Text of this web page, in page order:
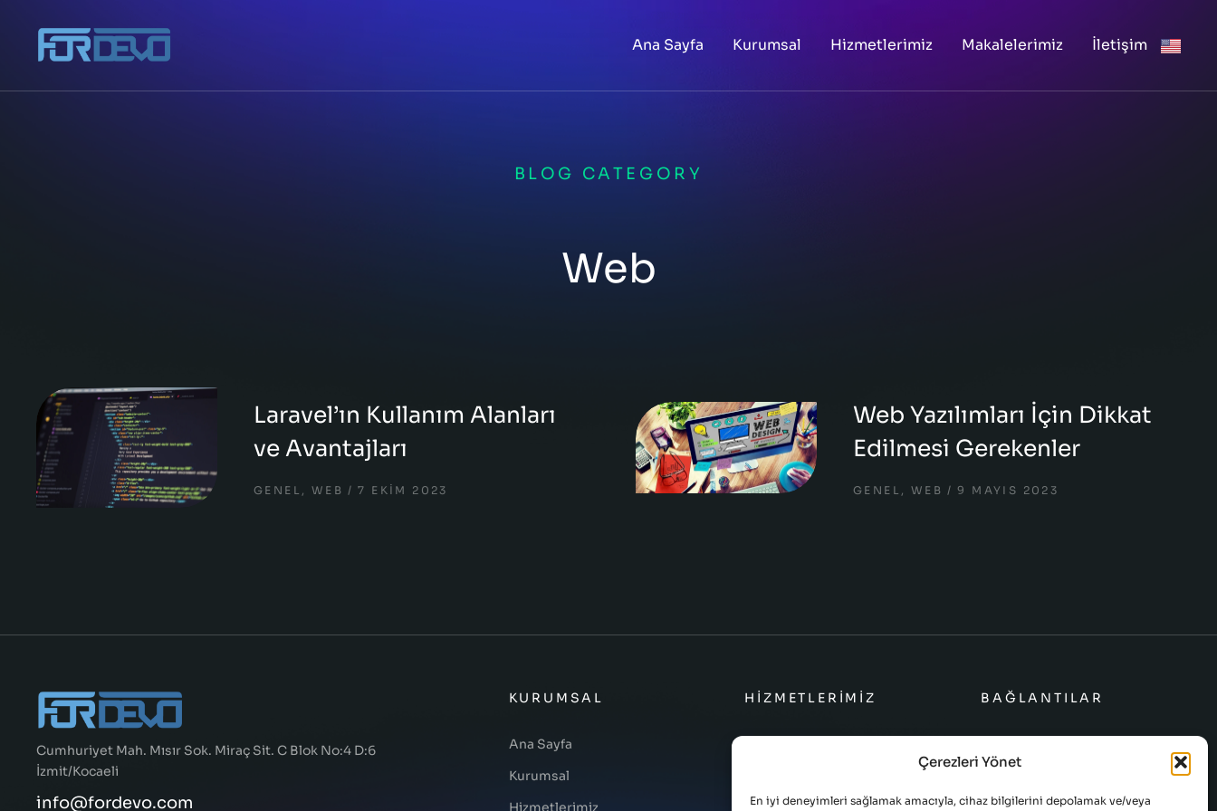
Çerezleri Yönet
En iyi deneyimleri sağlamak amacıyla, cihaz bilgilerini depolamak ve/veya
Ana Sayfa Kurumsal Hizmetlerimiz Makalelerimiz İletişim
BLOG CATEGORY
Web
Laravel’ın Kullanım Alanları
ve Avantajları
GENEL , WEB 7 EKIM 2023
Web Yazılımları İçin Dikkat
Edilmesi Gerekenler
GENEL , WEB 9 MAYIS 2023
Cumhuriyet Mah. Mısır Sok. Miraç Sit. C Blok No:4 D:6
İzmit/Kocaeli
info@fordevo.com
KURUMSAL
Ana Sayfa
Kurumsal
Hizmetlerimiz
HIZMETLERIMIZ
Masaüstü Yazılımları
BAĞLANTILAR